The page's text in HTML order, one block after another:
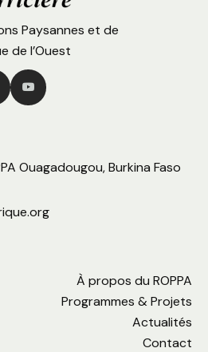
Paysannes et de
de l’Ouest
Ouagadougou, Burkina Faso
À propos du ROPPA
Programmes & Projets
Actualités
Contact